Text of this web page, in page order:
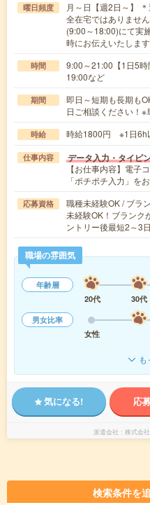
曜日頻度
月～日【週2日～】
全在宅ではありませ
(9:00～18:00)にて実
時にお伝えいたします
時間
9:00～21:00【1日5
19:00など
期間
即日～短期も長期も
日ご相談ください！
時給 時給1800円 ※1日6h
仕事内容 データ入力・タイピ
【お仕事内容】電子
「ポチポチ入力」を
応募資格
職種未経験OK / ブラ
未経験OK！ブランク
ントリー後最短2～3
職場の雰囲気
年齢層
20代
30代
男女比率
女性
気になる! 応
派遣会社 株式会
検索条件を